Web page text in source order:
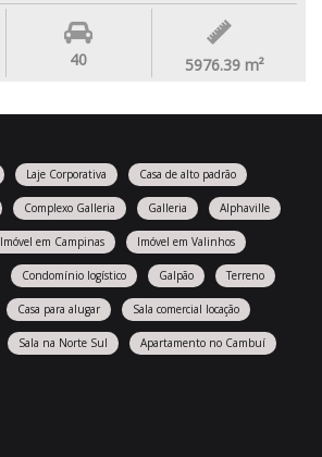
40 5976.39 m²
Laje Corporativa Casa de alto padrão
Complexo Galleria Galleria Alphaville
Imóvel em Campinas Imóvel em Valinhos
Condomínio logístico Galpão Terreno
Casa para alugar Sala comercial locação
Sala na Norte Sul Apartamento no Cambuí